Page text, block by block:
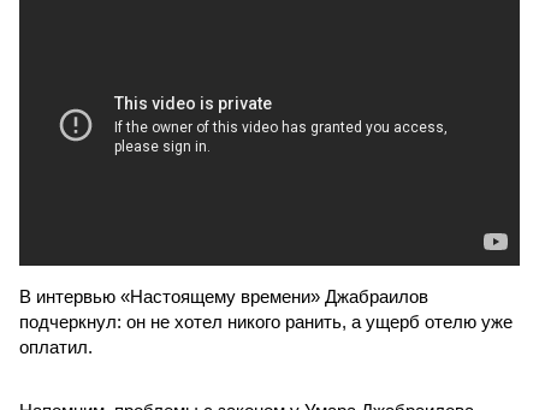
В интервью «Настоящему времени» Джабраилов
подчеркнул: он не хотел никого ранить, а ущерб отелю уже
оплатил.